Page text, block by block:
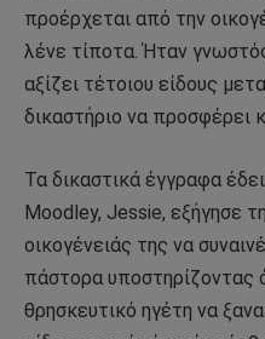
προέρχεται από την
λένε τίποτα. Ήταν
αξίζει τέτοιου είδους
δικαστήριο να προσφέρει
Τα δικαστικά έγγραφα
Moodley, Jessie, εξήγησε
οικογένειάς της να
πάστορα υποστηρίζοντας
θρησκευτικό ηγέτη να